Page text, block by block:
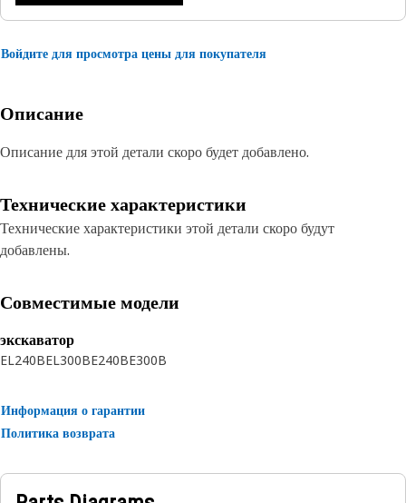
Войдите для просмотра цены для покупателя
Описание
Описание для этой детали скоро будет добавлено.
Технические характеристики
Технические характеристики этой детали скоро будут
добавлены.
Совместимые модели
экскаватор
EL240BEL300BE240BE300B
Информация о гарантии
Политика возврата